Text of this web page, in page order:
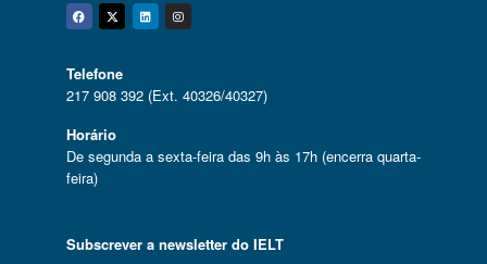
Facebook
Twitter
Linkedin
Instagram
Telefone
217 908 392 (Ext. 40326/40327)
Horário
De segunda a sexta-feira das 9h às 17h (encerra quarta-
feira)
Subscrever a newsletter do IELT